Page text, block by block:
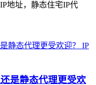
地址，静态住宅IP代
IP
是静态代理更受欢